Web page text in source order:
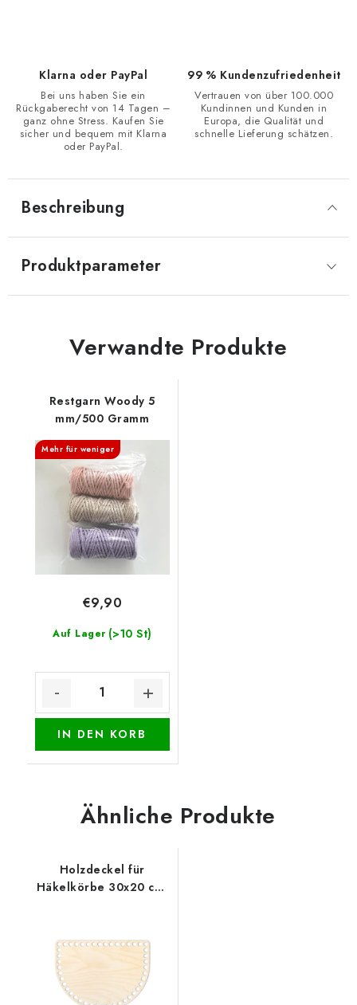
Klarna oder PayPal
Bei uns haben Sie ein
Rückgaberecht von 14 Tagen –
ganz ohne Stress. Kaufen Sie
sicher und bequem mit Klarna
oder PayPal.
99 % Kundenzufriedenheit
Vertrauen von über 100.000
Kundinnen und Kunden in
Europa, die Qualität und
schnelle Lieferung schätzen.
Beschreibung
Produktparameter
Verwandte Produkte
Restgarn Woody 5
mm/500 Gramm
Mehr für weniger
Auf Lager (>10 St)
€9,90
IN DEN KORB
Ähnliche Produkte
Holzdeckel für
Häkelkörbe 30x20 cm,